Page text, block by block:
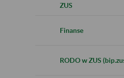
ZUS
Finanse
RODO w ZUS